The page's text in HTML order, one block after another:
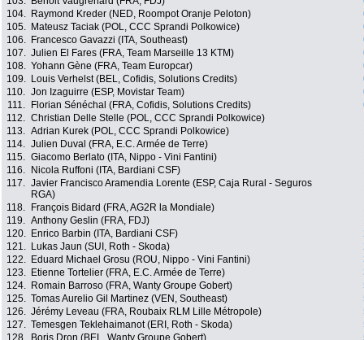
104.
Raymond Kreder (NED, Roompot Oranje Peloton)
105.
Mateusz Taciak (POL, CCC Sprandi Polkowice)
106.
Francesco Gavazzi (ITA, Southeast)
107. Julien El Fares (FRA, Team Marseille 13 KTM)
108. Yohann Gène (FRA, Team Europcar)
109.
Louis Verhelst (BEL, Cofidis, Solutions Credits)
110. Jon Izaguirre (ESP, Movistar Team)
111.
Florian Sénéchal (FRA, Cofidis, Solutions Credits)
112. Christian Delle Stelle (POL, CCC Sprandi Polkowice)
113. Adrian Kurek (POL, CCC Sprandi Polkowice)
114. Julien Duval (FRA, E.C. Armée de Terre)
115. Giacomo Berlato (ITA, Nippo - Vini Fantini)
116.
Nicola Ruffoni (ITA, Bardiani CSF)
117. Javier Francisco Aramendia Lorente (ESP, Caja Rural - Seguros
RGA)
118. François Bidard (FRA, AG2R la Mondiale)
119. Anthony Geslin (FRA, FDJ)
120.
Enrico Barbin (ITA, Bardiani CSF)
121.
Lukas Jaun (SUI, Roth - Skoda)
122.
Eduard Michael Grosu (ROU, Nippo - Vini Fantini)
123.
Etienne Tortelier (FRA, E.C. Armée de Terre)
124.
Romain Barroso (FRA, Wanty Groupe Gobert)
125. Tomas Aurelio Gil Martinez (VEN, Southeast)
126. Jérémy Leveau (FRA, Roubaix RLM Lille Métropole)
127. Temesgen Teklehaimanot (ERI, Roth - Skoda)